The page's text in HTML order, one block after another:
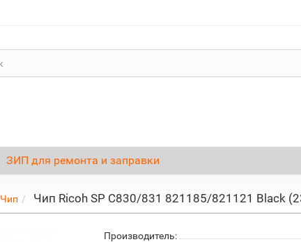
ЗИП для ремонта и заправки
Чип Чип Ricoh SP C830/831 821185/821121 Black
Производитель: